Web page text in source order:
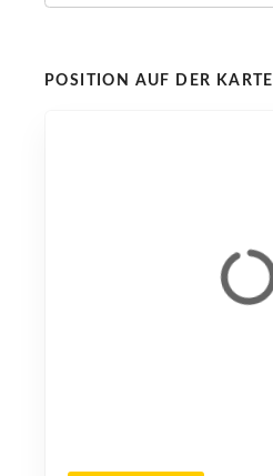
POSITION AUF DER KARTE